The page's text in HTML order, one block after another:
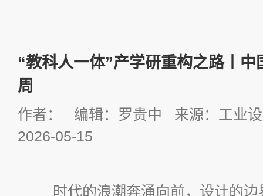
“教科人一体”产学研重构之路丨
周
作者： 编辑：罗贵中 来源：工业
2026-05-15
时代的浪潮奔涌向前，设计的